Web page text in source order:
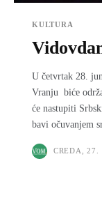
KULTURA
U četvrtak 28.
Vranju biće
će nastupiti
bavi očuvanjem
CREDA, 27.